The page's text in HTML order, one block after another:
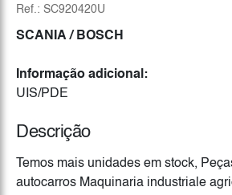
Ref.: SC920420U
SCANIA / BOSCH
Informação adicional:
UIS/PDE
Descrição
Temos mais unidades em stock,
autocarros Maquinaria industriale